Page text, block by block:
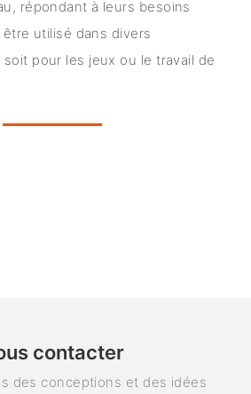
répondant à leurs besoins
utilisé dans divers
pour les jeux ou le travail de
contacter
des conceptions et des idées